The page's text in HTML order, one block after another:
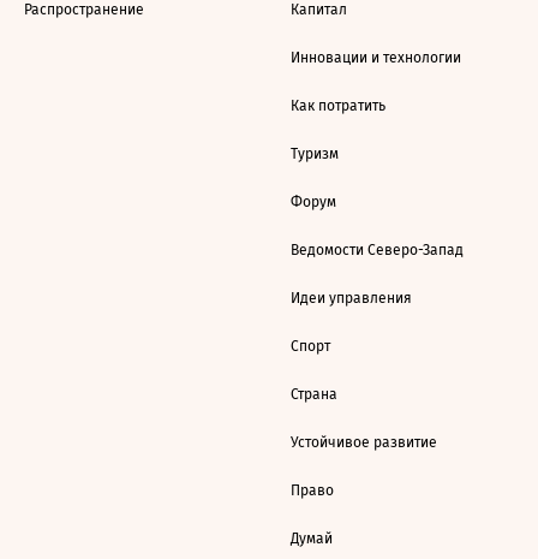
Распространение Капитал
Инновации и технологии
Как потратить
Туризм
Форум
Ведомости Северо-Запад
Идеи управления
Спорт
Страна
Устойчивое развитие
Право
Думай